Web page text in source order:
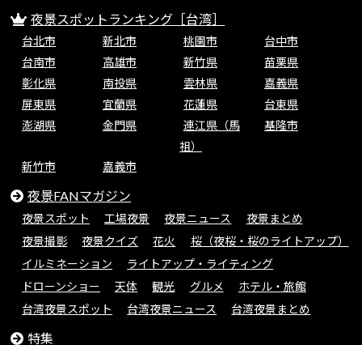
夜景スポットランキング［台湾］
台北市 新北市 桃園市
台中市
台南市
高雄市 新竹県
苗栗県
彰化県
南投県 雲林県
嘉義県
屏東県
宜蘭県 花蓮県
台東県
澎湖県
金門県
連江県（馬
祖）
基隆市
新竹市 嘉義市
夜景FANマガジン
夜景スポット 工場夜景 夜景ニュース
夜景まとめ
夜景撮影
夜景クイズ 花火
桜（夜桜・桜のライトアップ）
イルミネーション
ライトアップ・ライティング
ドローンショー
天体 観光 グルメ
ホテル・旅館
台湾夜景スポット
台湾夜景ニュース 台湾夜景まとめ
特集